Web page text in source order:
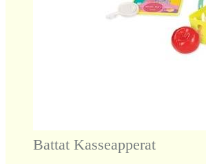
Battat Kasseapperat